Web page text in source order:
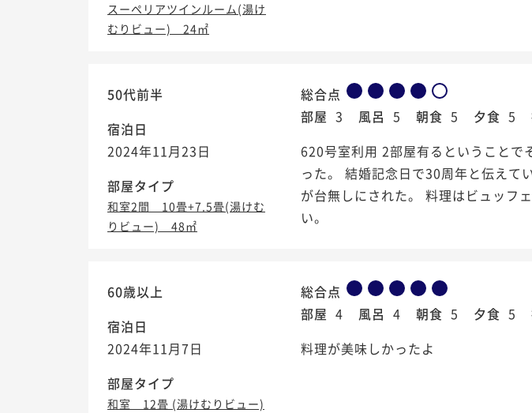
スーペリアツインルーム(湯け
むりビュー) 24㎡
50代前半
宿泊日
2024年11月23日
部屋タイプ
和室2間 10畳+7.5畳(湯けむ
りビュー) 48㎡
総合点
部屋 3 風呂 5 朝食 5 夕食 5
620号室利用 2部屋有るということで
った。 結婚記念日で30周年と伝えて
が台無しにされた。 料理はビュッフ
い。
60歳以上
宿泊日
2024年11月7日
部屋タイプ
和室 12畳 (湯けむりビュー)
総合点
部屋 4 風呂 4 朝食 5 夕食 5
料理が美味しかったよ